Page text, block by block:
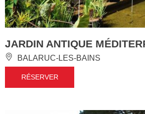
JARDIN ANTIQUE
BALARUC-LES-BAINS
RÉSERVER